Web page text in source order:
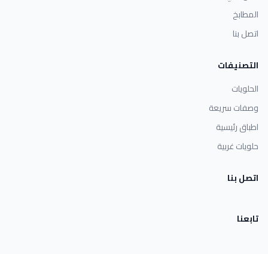
المطابخ
اتصل بنا
التصنيفات
الحلويات
وصفات سريعة
اطباق رئيسية
حلويات غربية
اتصل بنا
تابعنا